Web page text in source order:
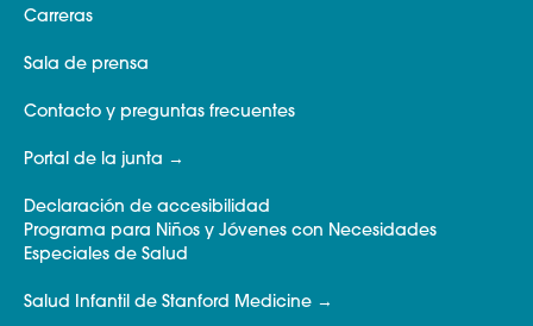
Carreras
Sala de prensa
Contacto y preguntas frecuentes
Portal de la junta
Declaración de accesibilidad
Programa para Niños y Jóvenes con Necesidades
Especiales de Salud
Salud Infantil de Stanford Medicine